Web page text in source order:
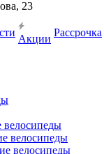
23
Акции
Рассрочка
велосипеды
велосипеды
велосипеды